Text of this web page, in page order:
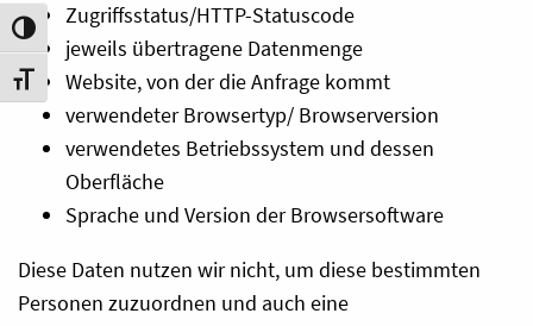
Umschalten auf hohe Kontraste
Schrift vergrößern
Zugriffsstatus/HTTP-Statuscode
jeweils übertragene Datenmenge
Website, von der die Anfrage kommt
verwendeter Browsertyp/ Browserversion
verwendetes Betriebssystem und dessen
Oberfläche
Sprache und Version der Browsersoftware
Diese Daten nutzen wir nicht, um diese bestimmten
Personen zuzuordnen und auch eine